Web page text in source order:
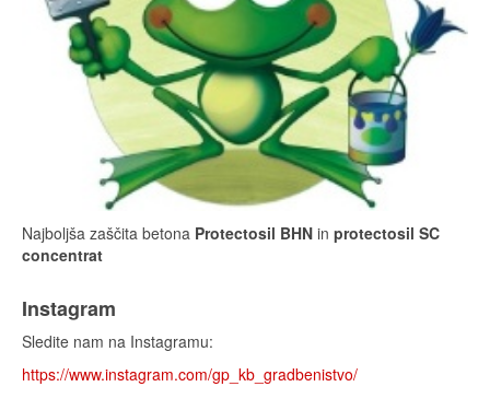
Najboljša zaščita betona Protectosil BHN in protectosil SC
concentrat
Instagram
Sledite nam na Instagramu:
https://www.instagram.com/gp_kb_gradbenistvo/